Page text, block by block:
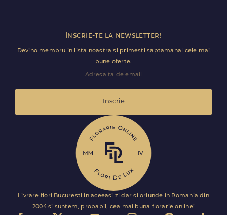
Inscrie-te la newsletter!
Devino membru in lista noastra si primesti saptamanal cele mai
bune oferte.
Inscrie
Livrare flori Bucuresti in aceeasi zi dar si oriunde in Romania din
2004 si suntem, probabil, cea mai buna florarie online!